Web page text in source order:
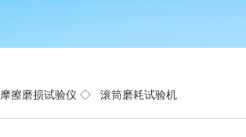
摩擦磨损试验仪 ◇ 滚筒磨耗试验机